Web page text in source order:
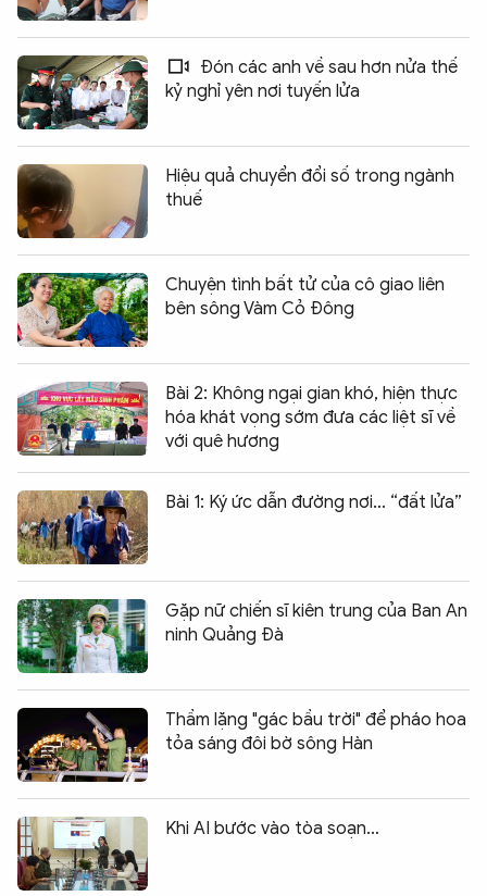
Đón các anh về sau hơn nửa thế
kỷ nghỉ yên nơi tuyến lửa
Hiệu quả chuyển đổi số trong ngành
thuế
Chuyện tình bất tử của cô giao liên
bên sông Vàm Cỏ Đông
Bài 2: Không ngại gian khó, hiện thực
hóa khát vọng sớm đưa các liệt sĩ về
với quê hương
Bài 1: Ký ức dẫn đường nơi… “đất lửa”
Gặp nữ chiến sĩ kiên trung của Ban An
ninh Quảng Đà
Thầm lặng "gác bầu trời" để pháo hoa
tỏa sáng đôi bờ sông Hàn
Khi AI bước vào tòa soạn…